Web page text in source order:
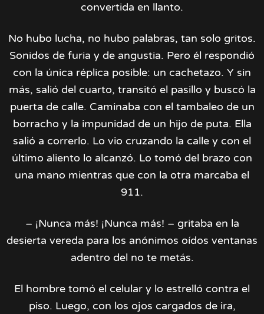
convertida en llanto.
No hubo lucha, no hubo palabras, tan solo gritos.
Sonidos de furia y de angustia. Pero él respondió
con la única réplica posible: un cachetazo. Y sin
más, salió del cuarto, transitó el pasillo y buscó la
puerta de calle. Caminaba con el tambaleo de un
borracho y la impunidad de un hijo de puta. Ella
salió a correrlo. Lo vio cruzando la calle y con el
último aliento lo alcanzó. Lo tomó del brazo con
una mano mientras que con la otra marcaba el
911.
– ¡Nunca más! ¡Nunca más! – gritaba en la
desierta vereda para los anónimos oídos ventanas
adentro del no te metás.
El hombre tomó el celular y lo estrelló contra el
piso. Luego, con los ojos cargados de ira,